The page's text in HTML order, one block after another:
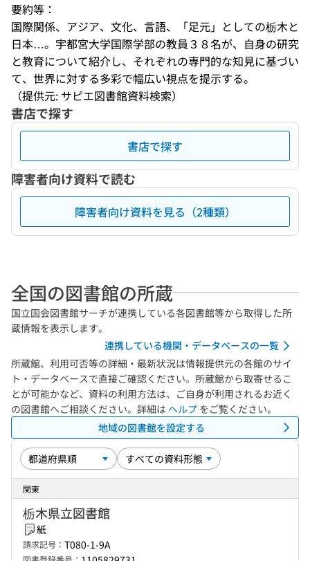
要約等：
国際関係、アジア、文化、言語、「足元」としての栃木と
日本…。宇都宮大学国際学部の教員３８名が、自身の研究
と教育について紹介し、それぞれの専門的な知見に基づい
て、世界に対する多彩で幅広い視点を提示する。
（提供元: サピエ図書館資料検索）
書店で探す
書店で探す
障害者向け資料で読む
障害者向け資料を見る（2種類）
全国の図書館の所蔵
国立国会図書館サーチが連携している各図書館等から取得した所
蔵情報を表示します。
連携している機関・データベースの一覧
所蔵館、利用可否等の詳細・最新状況は情報提供元の各館のサイ
ト・データベースで直接ご確認ください。所蔵館から取寄せるこ
とが可能かなど、資料の利用方法は、ご自身が利用されるお近く
の図書館へご相談ください。詳細は ヘルプ をご覧ください。
地域の図書館を設定する
関東
栃木県立図書館
紙
請求記号： T080-1-9A